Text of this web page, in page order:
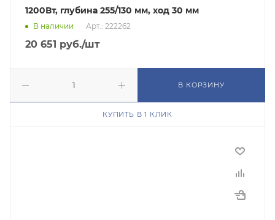
1200Вт, глубина 255/130 мм, ход 30 мм
В наличии Арт.: 222262
20 651 руб./шт
В КОРЗИНУ
КУПИТЬ В 1 КЛИК